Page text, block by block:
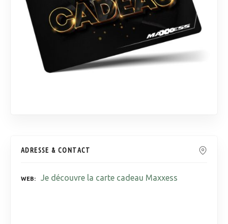
ADRESSE & CONTACT
WEB Je découvre la carte cadeau Maxxess